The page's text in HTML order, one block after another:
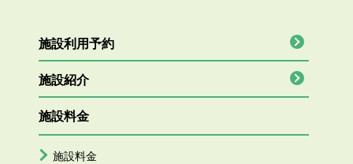
施設利用予約
施設紹介
施設料金
施設料金